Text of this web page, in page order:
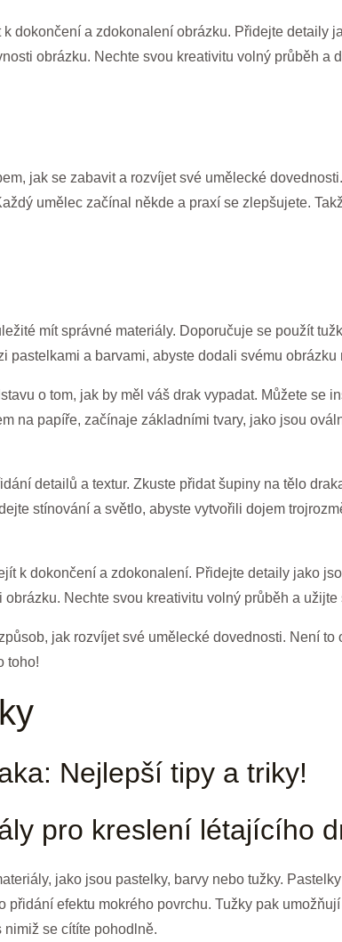
dokončení a zdokonalení obrázku. Přidejte detaily
obrázku. Nechte svou kreativitu volný průběh a
jak se zabavit a rozvíjet své umělecké
umělec začínal někde a praxí se zlepšujete.
mít správné materiály. Doporučuje se použít
pastelkami a barvami, abyste dodali svému obrázku
o tom, jak by měl váš drak vypadat. Můžete se
na papíře, začínaje základními tvary, jako jsou
detailů a textur. Zkuste přidat šupiny na tělo
stínování a světlo, abyste vytvořili dojem
k dokončení a zdokonalení. Přidejte detaily jako
Nechte svou kreativitu volný průběh a užijte
jak rozvíjet své umělecké dovednosti. Není to
toho!
Nejlepší tipy a triky!
pro kreslení létajícího
jako jsou pastelky, barvy nebo tužky.
přidání efektu mokrého povrchu. Tužky pak
nimiž se cítíte pohodlně.